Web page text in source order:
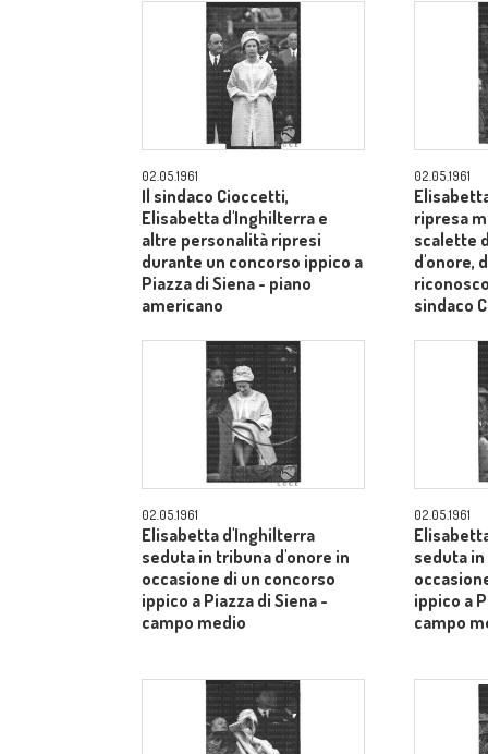
02.05.1961
Il sindaco Cioccetti,
Elisabetta d'Inghilterra e
altre personalità ripresi
durante un concorso ippico a
Piazza di Siena - piano
americano
02.05.1961
ripresa
scalette
d'onore,
sindaco
02.05.1961
Elisabetta d'Inghilterra
seduta in tribuna d'onore in
occasione di un concorso
ippico a Piazza di Siena -
campo medio
02.05.1961
seduta
ippico a
campo